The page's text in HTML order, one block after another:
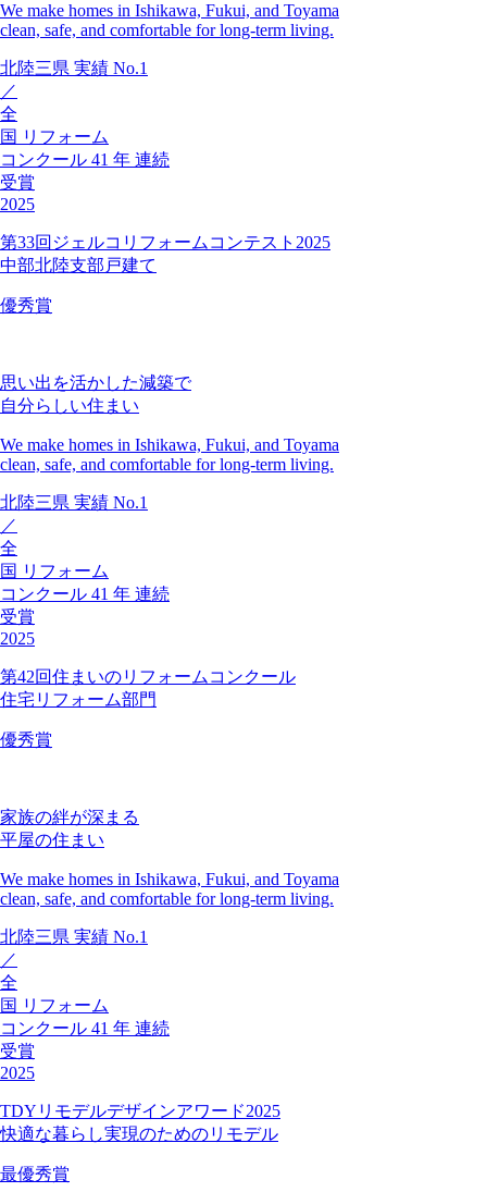
We make homes in Ishikawa, Fukui, and Toyama
clean, safe, and comfortable for long-term living.
北陸三県 実績 No.1
／
全
国 リフォーム
コンクール 41 年 連続
受賞
2025
第33回ジェルコリフォームコンテスト2025
中部北陸支部戸建て
優秀賞
思い出を活かした減築で
自分らしい住まい
We make homes in Ishikawa, Fukui, and Toyama
clean, safe, and comfortable for long-term living.
北陸三県 実績 No.1
／
全
国 リフォーム
コンクール 41 年 連続
受賞
2025
第42回住まいのリフォームコンクール
住宅リフォーム部門
優秀賞
家族の絆が深まる
平屋の住まい
We make homes in Ishikawa, Fukui, and Toyama
clean, safe, and comfortable for long-term living.
北陸三県 実績 No.1
／
全
国 リフォーム
コンクール 41 年 連続
受賞
2025
TDYリモデルデザインアワード2025
快適な暮らし実現のためのリモデル
最優秀賞